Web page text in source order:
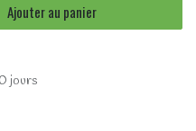
Ajouter au panier
jours